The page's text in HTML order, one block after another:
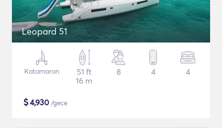
Leopard 51
Katamaran
51 ft
16 m
8 4 4
$4,930 /gece